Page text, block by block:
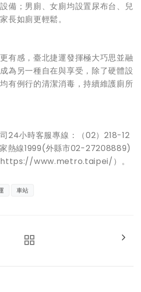
備；男廁、女廁均設置尿布台、兒
長如廁更輕鬆。
有感，臺北捷運發揮極大巧思並融
為另一種自在與享受，除了硬體設
有例行的清潔消毒，持續維護廁所
24小時客服專線：（02）218-12
熱線1999(外縣市02-27208889)
https://www.metro.taipei/）。
車站